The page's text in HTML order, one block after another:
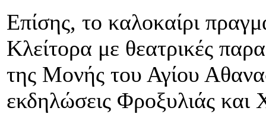
Επίσης, το καλοκαίρι
Κλείτορα με θεατρικές
της Μονής του Αγίου
εκδηλώσεις Φροξυλιάς και